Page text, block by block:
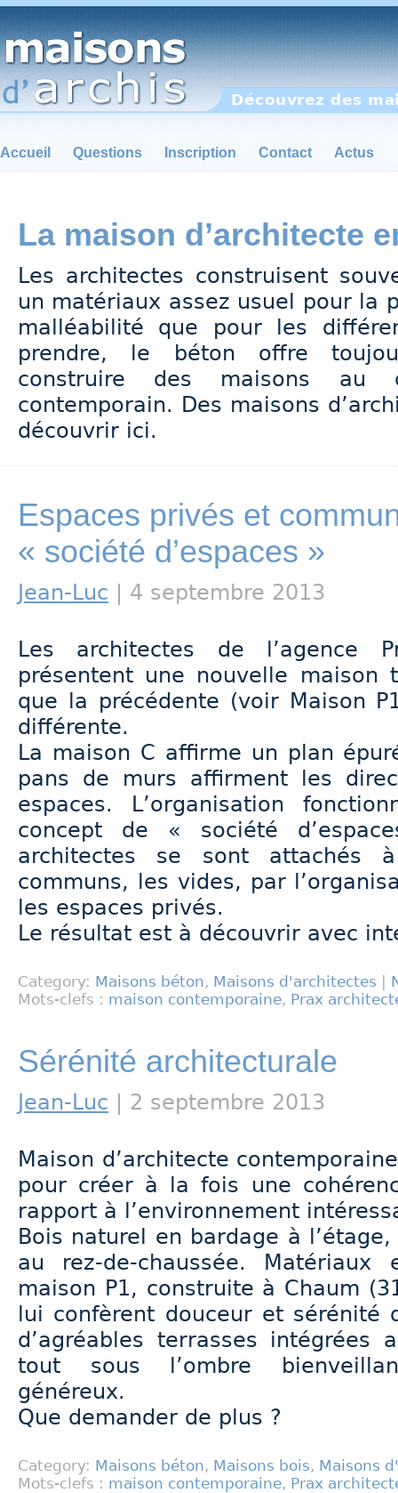
Découvrez des
Accueil Questions Inscription Contact Actus
La maison d’architecte
Les architectes construisent
un matériaux assez usuel pour la
malléabilité que pour les
prendre, le béton offre
construire des maisons au
contemporain. Des maisons
découvrir ici.
Espaces privés et
« société d’espaces »
Jean-Luc | 4 septembre 2013
Les architectes de l’agence
présentent une nouvelle maison
que la précédente (voir Maison
différente.
La maison C affirme un plan
pans de murs affirment les
espaces. L’organisation
concept de « société
architectes se sont attachés
communs, les vides, par
les espaces privés.
Le résultat est à découvrir avec
Category: Maisons béton, Maisons d'architectes
Mots-clefs : maison contemporaine, Prax
Sérénité architecturale
Jean-Luc | 2 septembre 2013
Maison d’architecte
pour créer à la fois une
rapport à l’environnement
Bois naturel en bardage à
au rez-de-chaussée.
maison P1, construite à Chaum
lui confèrent douceur et sérénité
d’agréables terrasses intégrées
tout sous l’ombre
généreux.
Que demander de plus ?
Category: Maisons béton, Maisons bois, Maisons
Mots-clefs : maison contemporaine, Prax